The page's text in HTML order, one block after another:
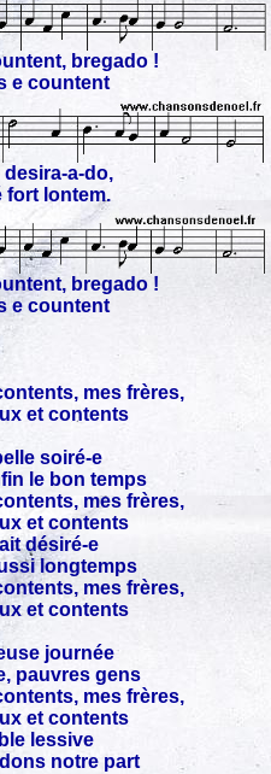
bregado !
e countent
a-do,
fort lontem.
bregado !
e countent
mes frères,
et contents
soiré-e
le bon temps
mes frères,
et contents
désiré-e
longtemps
mes frères,
et contents
journée
pauvres gens
mes frères,
et contents
lessive
notre part